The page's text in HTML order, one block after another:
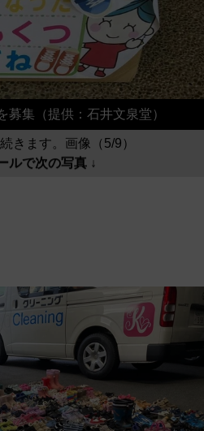
募集（提供：石井文泉堂）
きます。画像（5/9）
ルで次の写真 ↓